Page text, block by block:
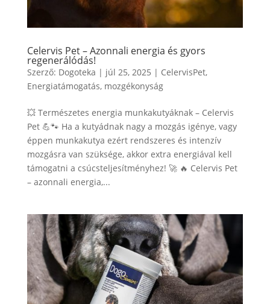
Celervis Pet – Azonnali energia és gyors
regenerálódás!
Szerző: Dogoteka | júl 25, 2025 | CelervisPet,
Energiatámogatás, mozgékonyság
💥 Természetes energia munkakutyáknak – Celervis
Pet 💪🐾 Ha a kutyádnak nagy a mozgás igénye, vagy
éppen munkakutya ezért rendszeres és intenzív
mozgásra van szüksége, akkor extra energiával kell
támogatni a csúcsteljesítményhez! 🚀 🔥 Celervis Pet
– azonnali energia,...